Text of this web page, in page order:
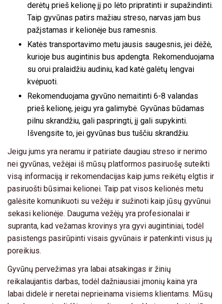
derėtų prieš kelionę jį po lėto pripratinti ir supažindinti.
Taip gyvūnas patirs mažiau streso, narvas jam bus
pažįstamas ir kelionėje bus ramesnis.
Katės transportavimo metu jausis saugesnis, jei dėžė,
kurioje bus augintinis bus apdengta. Rekomenduojama
su orui pralaidžiu audiniu, kad katė galėtų lengvai
kvėpuoti.
Rekomenduojama gyvūno nemaitinti 6-8 valandas
prieš kelionę, jeigu yra galimybė. Gyvūnas būdamas
pilnu skrandžiu, gali paspringti, jį gali supykinti.
Išvengsite to, jei gyvūnas bus tuščiu skrandžiu.
Jeigu jums yra neramu ir patiriate daugiau streso ir nerimo
nei gyvūnas, vežėjai iš mūsų platformos pasiruošę suteikti
visą informaciją ir rekomendacijas kaip jums reikėtų elgtis ir
pasiruošti būsimai kelionei. Taip pat visos kelionės metu
galėsite komunikuoti su vežėju ir sužinoti kaip jūsų gyvūnui
sekasi kelionėje. Dauguma vežėjų yra profesionalai ir
supranta, kad vežamas krovinys yra gyvi augintiniai, todėl
pasistengs pasirūpinti visais gyvūnais ir patenkinti visus jų
poreikius.
Gyvūnų pervežimas yra labai atsakingas ir žinių
reikalaujantis darbas, todėl dažniausiai įmonių kaina yra
labai didelė ir neretai neprieinama visiems klientams. Mūsų